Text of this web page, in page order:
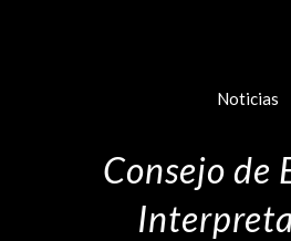
Noticias
Consejo de